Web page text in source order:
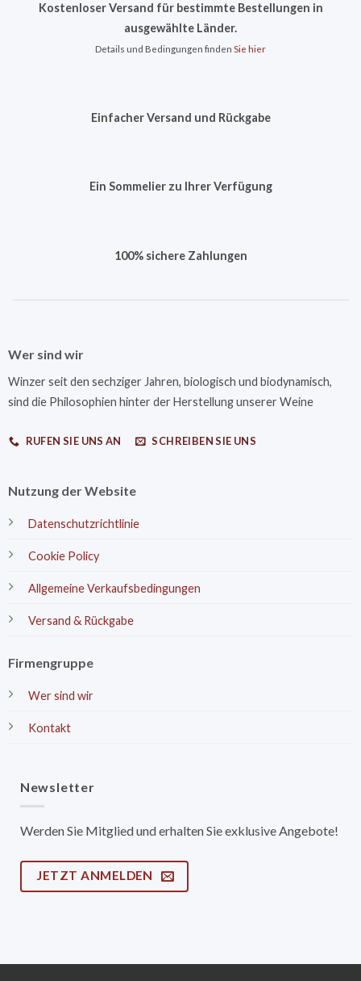
Kostenloser Versand für bestimmte Bestellungen in
ausgewählte Länder.
Details und Bedingungen finden Sie hier
Einfacher Versand und Rückgabe
Ein Sommelier zu Ihrer Verfügung
100% sichere Zahlungen
Wer sind wir
Winzer seit den sechziger Jahren, biologisch und biodynamisch,
sind die Philosophien hinter der Herstellung unserer Weine
RUFEN SIE UNS AN SCHREIBEN SIE UNS
Nutzung der Website
Datenschutzrichtlinie
Cookie Policy
Allgemeine Verkaufsbedingungen
Versand & Rückgabe
Firmengruppe
Wer sind wir
Kontakt
Newsletter
Werden Sie Mitglied und erhalten Sie exklusive Angebote!
JETZT ANMELDEN